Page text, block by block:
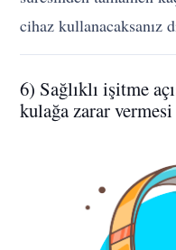
cihaz kullanacaksanız
6) Sağlıklı işitme
kulağa zarar vermesi